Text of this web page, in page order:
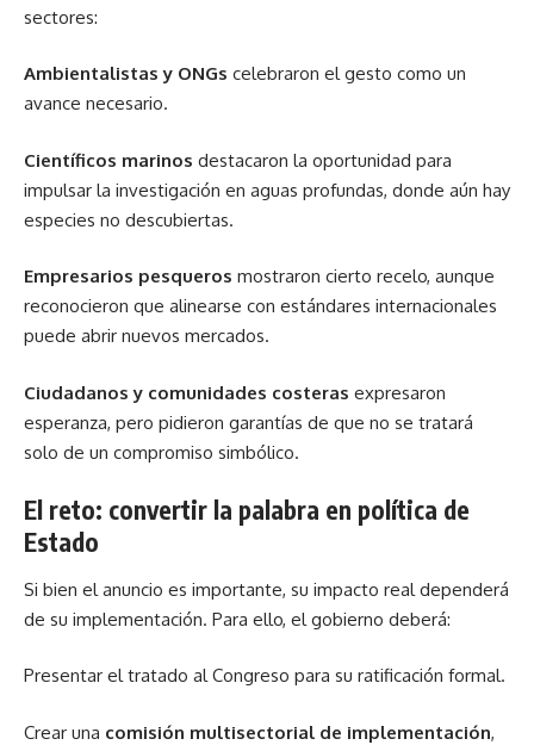
sectores:
Ambientalistas y ONGs celebraron el gesto como un
avance necesario.
Científicos marinos destacaron la oportunidad para
impulsar la investigación en aguas profundas, donde aún hay
especies no descubiertas.
Empresarios pesqueros mostraron cierto recelo, aunque
reconocieron que alinearse con estándares internacionales
puede abrir nuevos mercados.
Ciudadanos y comunidades costeras expresaron
esperanza, pero pidieron garantías de que no se tratará
solo de un compromiso simbólico.
El reto: convertir la palabra en política de
Estado
Si bien el anuncio es importante, su impacto real dependerá
de su implementación. Para ello, el gobierno deberá:
Presentar el tratado al Congreso para su ratificación formal.
Crear una comisión multisectorial de implementación,